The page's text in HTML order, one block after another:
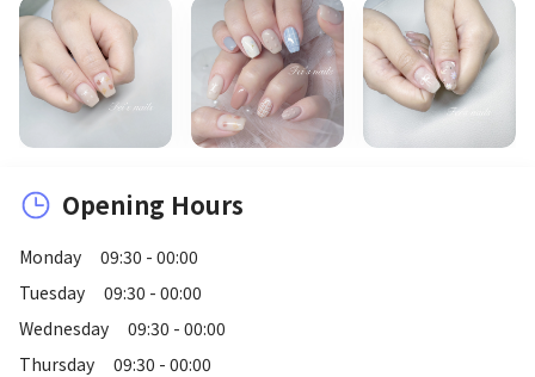
Opening Hours
Monday
09:30 - 00:00
Tuesday
09:30 - 00:00
Wednesday
09:30 - 00:00
Thursday
09:30 - 00:00